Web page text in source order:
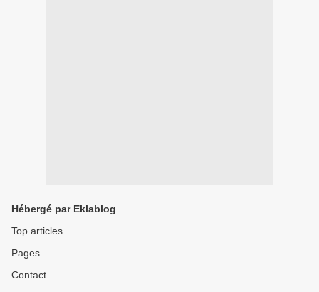
Hébergé par Eklablog
Top articles
Pages
Contact